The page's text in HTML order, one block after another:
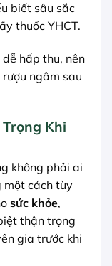
biết sâu sắc
thuốc YHCT.
hấp thu, nên
ngâm sau
Khi
không phải ai
một cách tùy
sức khỏe,
thận trọng
gia trước khi